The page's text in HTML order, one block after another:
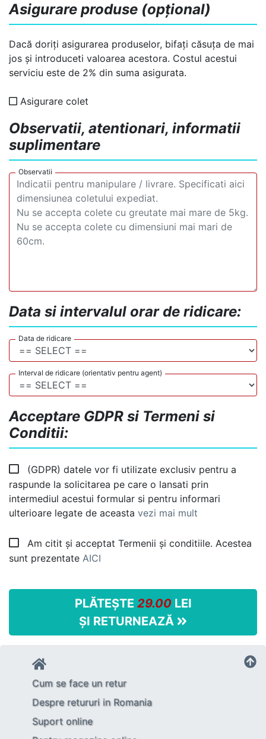
Asigurare produse (opțional)
Dacă doriți asigurarea produselor, bifați căsuța de mai
jos și introduceti valoarea acestora. Costul acestui
serviciu este de 2% din suma asigurata.
Asigurare colet
Observatii, atentionari, informatii
suplimentare
Observatii
Data si intervalul orar de ridicare:
Data de ridicare
Interval de ridicare (orientativ pentru agent)
Acceptare GDPR si Termeni si
Conditii:
(GDPR) datele vor fi utilizate exclusiv pentru a
raspunde la solicitarea pe care o lansati prin
intermediul acestui formular si pentru informari
ulterioare legate de aceasta vezi mai mult
Am citit și acceptat Termenii și conditiile. Acestea
sunt prezentate AICI
PLĂTEȘTE 29.00 LEI
ȘI RETURNEAZĂ
Cum se face un retur
Despre retururi in Romania
Suport online